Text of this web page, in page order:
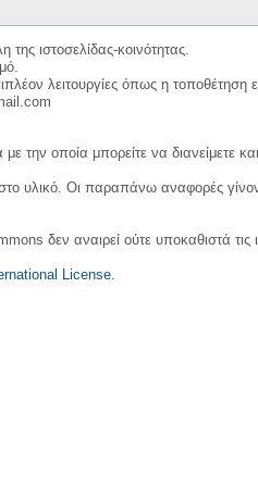
ιστοσελίδας-κοινότητας.
λειτουργίες όπως η τοποθέτηση
οποία μπορείτε να διανείμετε
υλικό. Οι παραπάνω αναφορές
δεν αναιρεί ούτε υποκαθιστά τις
License.